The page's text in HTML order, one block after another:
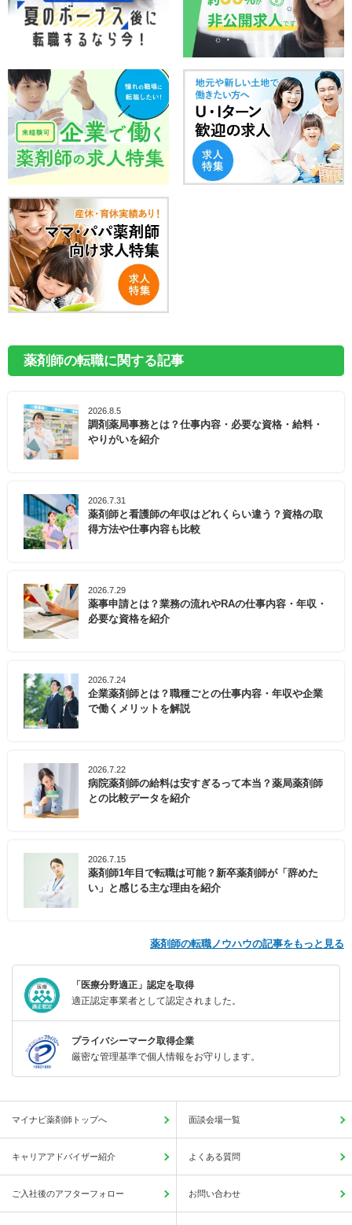
薬剤師の転職に関する記事
2026.8.5
調剤薬局事務とは？仕事内容・必要な資格・給料・
やりがいを紹介
2026.7.31
薬剤師と看護師の年収はどれくらい違う？資格の取
得方法や仕事内容も比較
2026.7.29
薬事申請とは？業務の流れやRAの仕事内容・年収・
必要な資格を紹介
2026.7.24
企業薬剤師とは？職種ごとの仕事内容・年収や企業
で働くメリットを解説
2026.7.22
病院薬剤師の給料は安すぎるって本当？薬局薬剤師
との比較データを紹介
2026.7.15
薬剤師1年目で転職は可能？新卒薬剤師が「辞めた
い」と感じる主な理由を紹介
薬剤師の転職ノウハウの記事をもっと見る
「医療分野適正」認定を取得
適正認定事業者として認定されました。
プライバシーマーク取得企業
厳密な管理基準で個人情報をお守りします。
マイナビ薬剤師トップへ 面談会場一覧
キャリアアドバイザー紹介 よくある質問
ご入社後のアフターフォロー お問い合わせ